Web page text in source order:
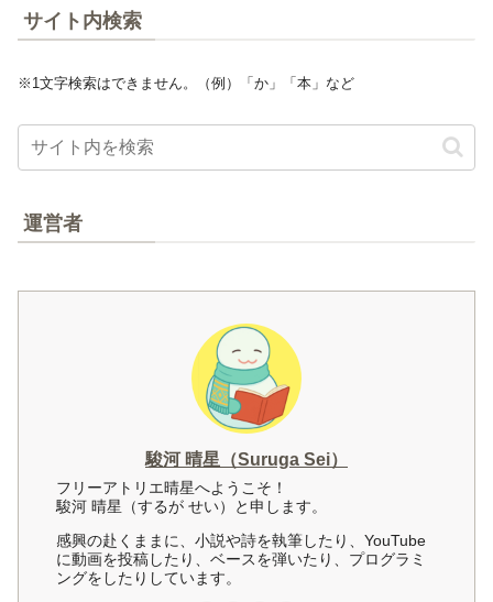
サイト内検索
※1文字検索はできません。（例）「か」「本」など
運営者
駿河 晴星（Suruga Sei）
フリーアトリエ晴星へようこそ！
駿河 晴星（するが せい）と申します。
感興の赴くままに、小説や詩を執筆したり、YouTube
に動画を投稿したり、ベースを弾いたり、プログラミ
ングをしたりしています。